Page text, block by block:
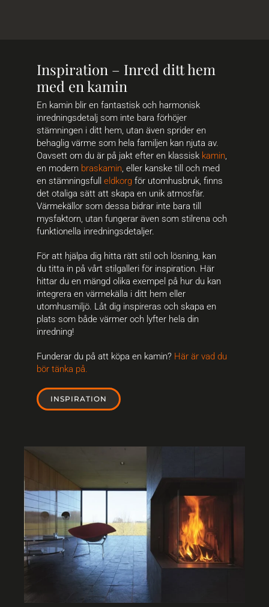
Inspiration – Inred ditt hem
med en kamin
En kamin blir en fantastisk och harmonisk
inredningsdetalj som inte bara förhöjer
stämningen i ditt hem, utan även sprider en
behaglig värme som hela familjen kan njuta av.
Oavsett om du är på jakt efter en klassisk kamin,
en modern braskamin, eller kanske till och med
en stämningsfulleldkorg för utomhusbruk, finns
det otaliga sätt att skapa en unik atmosfär.
Värmekällor som dessa bidrar inte bara till
mysfaktorn, utan fungerar även som stilrena och
funktionella inredningsdetaljer.
För att hjälpa dig hitta rätt stil och lösning, kan
du titta in på vårt stilgalleri för inspiration. Här
hittar du en mängd olika exempel på hur du kan
integrera en värmekälla i ditt hem eller
utomhusmiljö. Låt dig inspireras och skapa en
plats som både värmer och lyfter hela din
inredning!
Funderar du på att köpa en kamin? Här är vad du
bör tänka på.
INSPIRATION